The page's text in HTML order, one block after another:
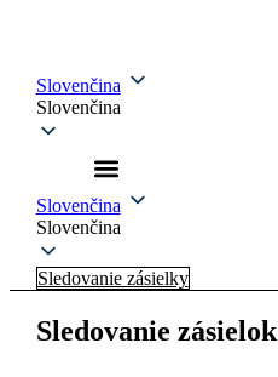
Slovenčina
Slovenčina
Slovenčina
Slovenčina
Sledovanie zásielky
Sledovanie zásielok